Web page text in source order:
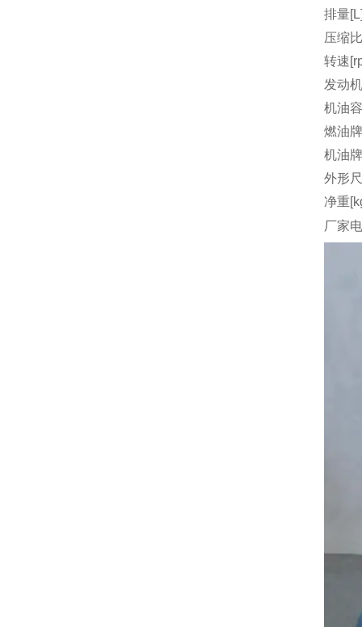
排量
压缩比
转速
发动
机油
燃油
机油
外形
净重
厂家